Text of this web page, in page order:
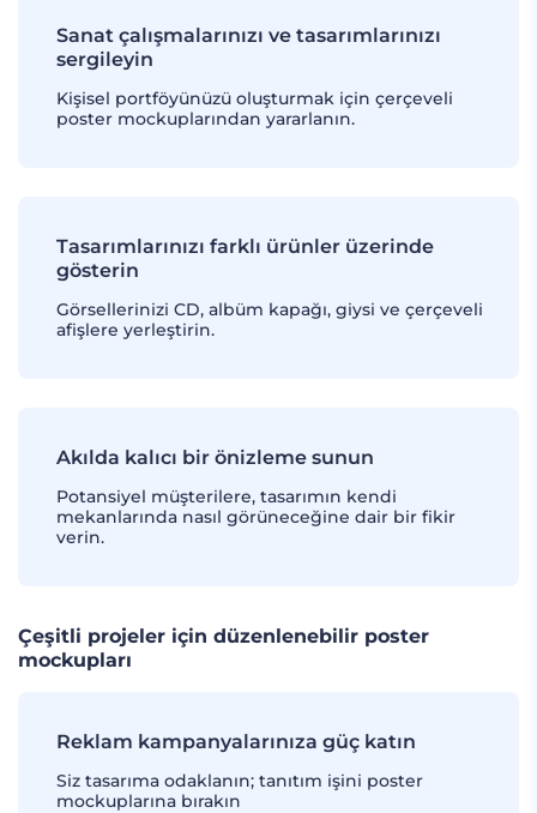
Sanat çalışmalarınızı ve tasarımlarınızı
sergileyin
Kişisel portföyünüzü oluşturmak için çerçeveli
poster mockuplarından yararlanın.
Tasarımlarınızı farklı ürünler üzerinde
gösterin
Görsellerinizi CD, albüm kapağı, giysi ve çerçeveli
afişlere yerleştirin.
Akılda kalıcı bir önizleme sunun
Potansiyel müşterilere, tasarımın kendi
mekanlarında nasıl görüneceğine dair bir fikir
verin.
Çeşitli projeler için düzenlenebilir poster
mockupları
Reklam kampanyalarınıza güç katın
Siz tasarıma odaklanın; tanıtım işini poster
mockuplarına bırakın